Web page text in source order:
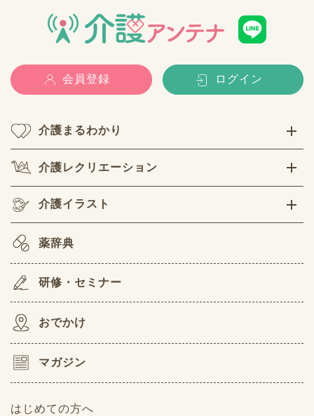
会員登録 ログイン
介護まるわかり
介護レクリエーション
介護イラスト
薬辞典
研修・セミナー
おでかけ
マガジン
はじめての方へ